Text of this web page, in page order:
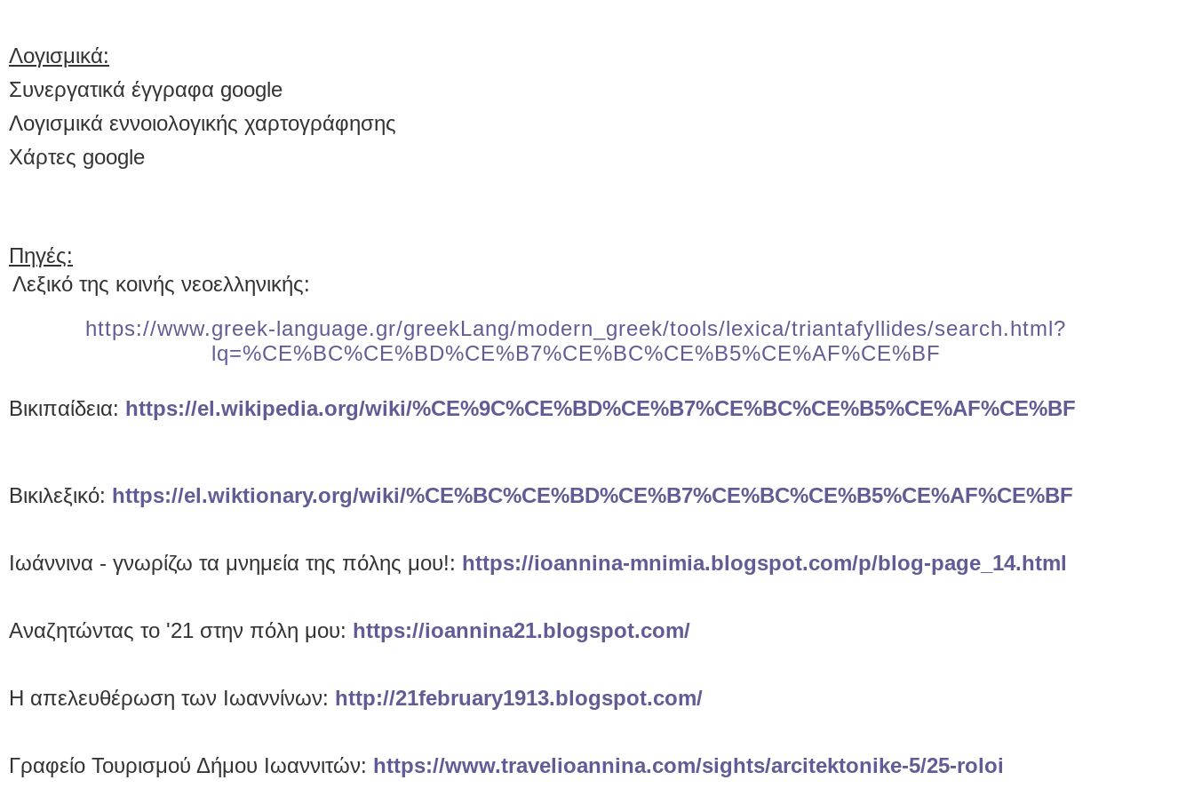
Λογισμικά:
Συνεργατικά έγγραφα google
Λογισμικά εννοιολογικής χαρτογράφησης
Χάρτες google
Πηγές:
Λεξικό της κοινής νεοελληνικής:
https://www.greek-language.gr/greekLang/modern_greek/tools/lexica/triantafyllides/search.html?
lq=%CE%BC%CE%BD%CE%B7%CE%BC%CE%B5%CE%AF%CE%BF
Βικιπαίδεια: https://el.wikipedia.org/wiki/%CE%9C%CE%BD%CE%B7%CE%BC%CE%B5%CE%AF%CE%BF
Βικιλεξικό: https://el.wiktionary.org/wiki/%CE%BC%CE%BD%CE%B7%CE%BC%CE%B5%CE%AF%CE%BF
Ιωάννινα - γνωρίζω τα μνημεία της πόλης μου!: https://ioannina-mnimia.blogspot.com/p/blog-page_14.html
Αναζητώντας το '21 στην πόλη μου: https://ioannina21.blogspot.com/
Η απελευθέρωση των Ιωαννίνων: http://21february1913.blogspot.com/
Γραφείο Τουρισμού Δήμου Ιωαννιτών: https://www.travelioannina.com/sights/arcitektonike-5/25-roloi